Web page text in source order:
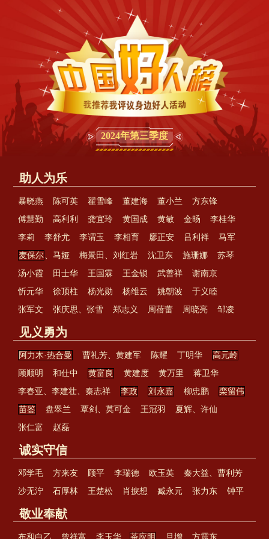
2024年第三季度
助人为乐
暴晓燕 陈可英 翟雪峰 董建海 董小兰
方东锋
傅慧勤
高利利 龚宜玲 黄国成 黄敏 金旸
李桂华
李莉
李舒尤 李谓玉 李相育 廖正安 吕利祥
马军
麦保尔 、马娅 梅景田、刘红岩 沈卫东 施珊娜
苏琴
汤小霞
田士华 王国霖 王金锁 武善祥
谢南京
忻元华
徐顶柱 杨光勋 杨维云 姚朝波
于义睦
张军文
张庆思、张雪 郑志义 周蓓蕾 周晓亮 邹凌
见义勇为
阿力木·热合曼 曹礼芳、黄建军 陈耀 丁明华
高元岭
顾顺明
和仕中 黄富良 黄建度 黄万里
蒋卫华
李春亚、李建壮、秦志祥
李政 刘永嘉 柳忠鹏
栾留伟
苗鉴
盘翠兰 覃剑、莫可金 王冠羽
夏辉、许仙
张仁富
赵磊
诚实守信
邓学毛 方来友 顾平 李瑞德 欧玉英
秦大益、曹利芳
沙无泞
石厚林 王楚松 肖捩想 臧永元 张力东 钟平
敬业奉献
布和白乙 曾祥富 李玉华、 茶应明 旦增 方震东